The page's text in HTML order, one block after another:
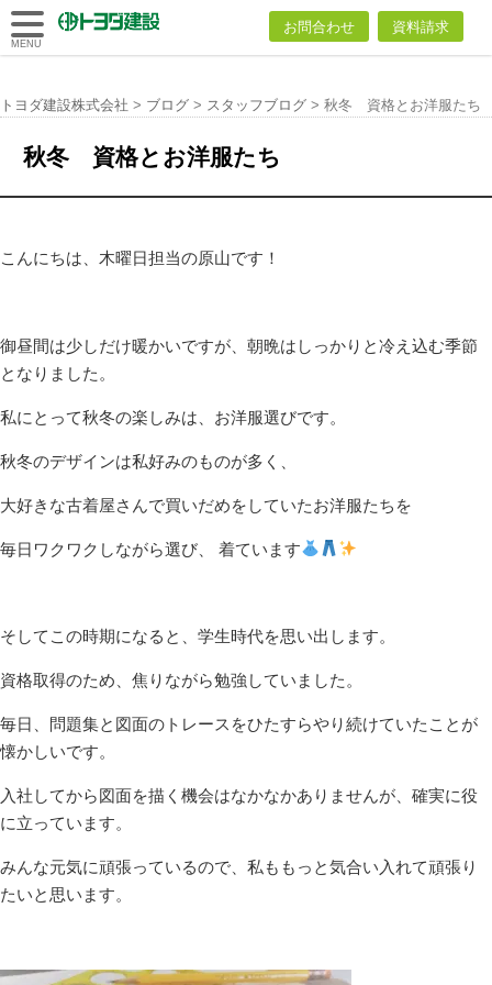
トヨダ建設
お問合わせ 資料請求
MENU
トヨダ建設株式会社 > ブログ > スタッフブログ > 秋冬 資格とお洋服たち
秋冬 資格とお洋服たち
こんにちは、木曜日担当の原山です！
御昼間は少しだけ暖かいですが、朝晩はしっかりと冷え込む季節
となりました。
私にとって秋冬の楽しみは、お洋服選びです。
秋冬のデザインは私好みのものが多く、
大好きな古着屋さんで買いだめをしていたお洋服たちを
毎日ワクワクしながら選び、 着ています
そしてこの時期になると、学生時代を思い出します。
資格取得のため、焦りながら勉強していました。
毎日、問題集と図面のトレースをひたすらやり続けていたことが
懐かしいです。
入社してから図面を描く機会はなかなかありませんが、確実に役
に立っています。
みんな元気に頑張っているので、私ももっと気合い入れて頑張り
たいと思います。